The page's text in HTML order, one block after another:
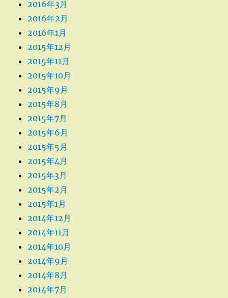
2016年3月
2016年2月
2016年1月
2015年12月
2015年11月
2015年10月
2015年9月
2015年8月
2015年7月
2015年6月
2015年5月
2015年4月
2015年3月
2015年2月
2015年1月
2014年12月
2014年11月
2014年10月
2014年9月
2014年8月
2014年7月